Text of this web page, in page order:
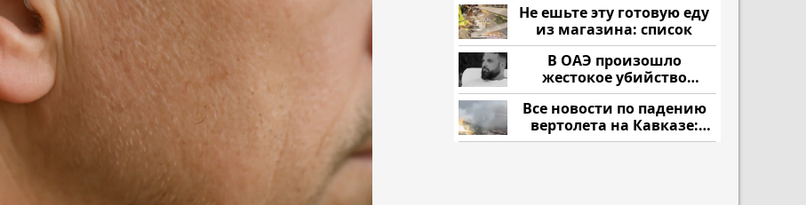
Не ешьте эту готовую еду
из магазина: список
В ОАЭ произошло
жестокое убийство
криптомиллионера
Все новости по падению
вертолета на Кавказе:
читать здесь